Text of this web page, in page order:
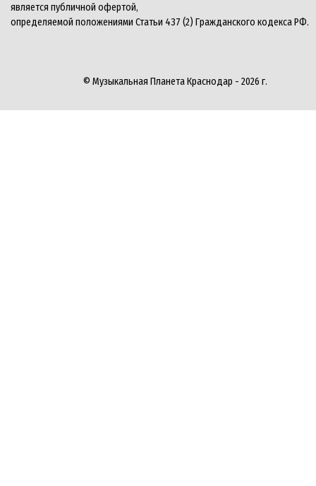
является публичной офертой,
определяемой положениями Статьи 437 (2) Гражданского кодекса РФ.
© Музыкальная Планета Краснодар - 2026 г.